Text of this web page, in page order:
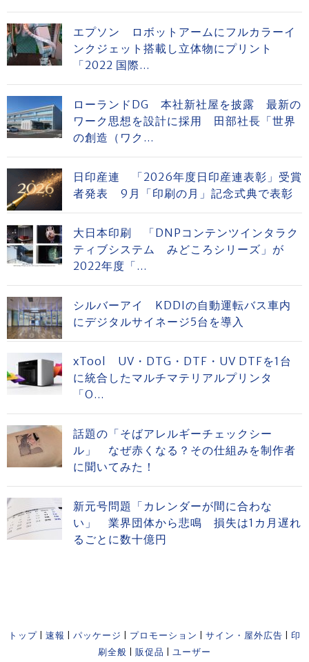
エプソン ロボットアームにフルカラーイ
ンクジェット搭載し立体物にプリント
「2022 国際...
ローランドDG 本社新社屋を披露 最新の
ワーク思想を設計に採用 田部社長「世界
の創造（ワク...
日印産連 「2026年度日印産連表彰」受賞
者発表 9月「印刷の月」記念式典で表彰
大日本印刷 「DNPコンテンツインタラク
ティブシステム みどころシリーズ」が
2022年度「...
シルバーアイ KDDIの自動運転バス車内
にデジタルサイネージ5台を導入
xTool UV・DTG・DTF・UV DTFを1台
に統合したマルチマテリアルプリンタ
「O...
話題の「そばアレルギーチェックシー
ル」 なぜ赤くなる？その仕組みを制作者
に聞いてみた！
新元号問題「カレンダーが間に合わな
い」 業界団体から悲鳴 損失は1カ月遅れ
るごとに数十億円
トップ 速報 パッケージ プロモーション サイン・屋外広告
印
刷全般
販促品 ユーザー